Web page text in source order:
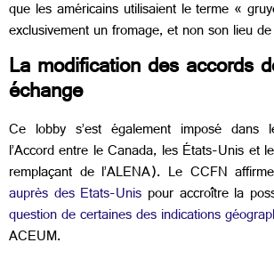
que les américains utilisaient le terme «
exclusivement un fromage, et non son lieu
La modification des accords
échange
Ce lobby s’est également imposé dans
l’Accord entre le Canada, les États-Unis et
remplaçant de l’ALENA). Le CCFN affirme
auprès des Etats-Unis pour accroître la
question de certaines des indications
ACEUM.